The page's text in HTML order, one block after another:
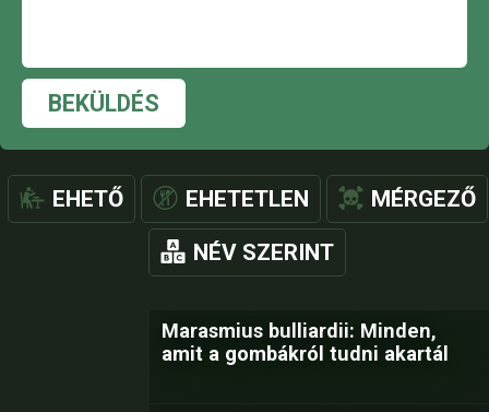
BEKÜLDÉS
EHETŐ EHETETLEN MÉRGEZŐ
NÉV SZERINT
Marasmius bulliardii: Minden,
amit a gombákról tudni akartál